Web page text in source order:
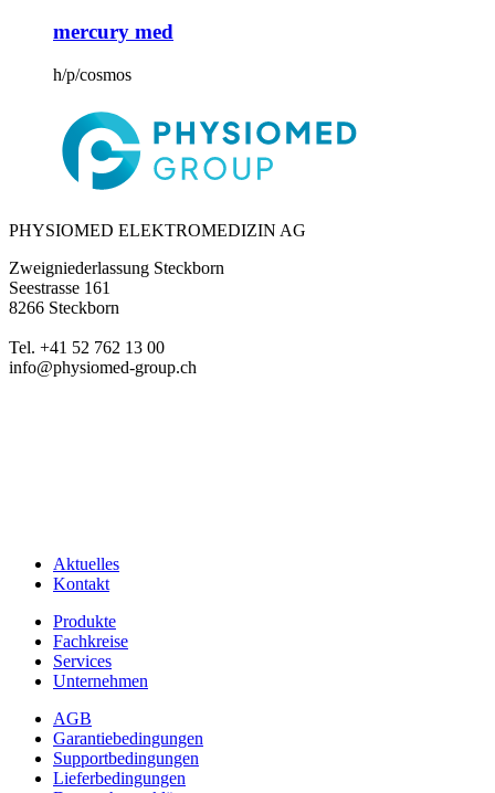
mercury med
h/p/cosmos
PHYSIOMED ELEKTROMEDIZIN AG
Zweigniederlassung Steckborn
Seestrasse 161
8266 Steckborn
Tel. +41 52 762 13 00
info@physiomed-group.ch
Aktuelles
Kontakt
Produkte
Fachkreise
Services
Unternehmen
AGB
Garantiebedingungen
Supportbedingungen
Lieferbedingungen